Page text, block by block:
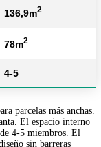
136,9m2
78m2
4-5
parcelas más anchas.
El espacio interno
de 4-5 miembros. El
sin barreras